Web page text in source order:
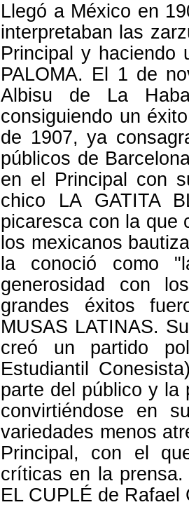
Llegó a México en
interpretaban las
Principal y haciendo
PALOMA. El 1 de
Albisu de La
consiguiendo un
de 1907, ya
públicos de
en el Principal con
chico LA GATITA
picaresca con la que
los mexicanos
la conoció como
generosidad con
grandes éxitos
MUSAS LATINAS.
creó un partido
Estudiantil
parte del público y la
convirtiéndose en
variedades menos
Principal, con el
críticas en la
EL CUPLÉ de Rafael